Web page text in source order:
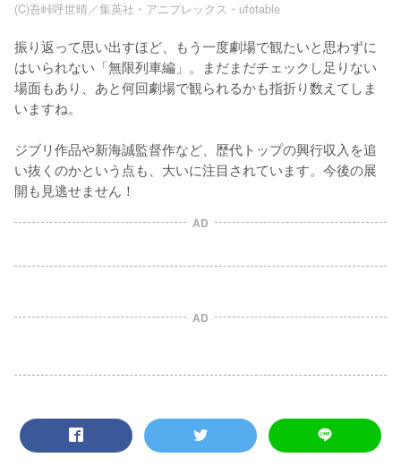
(C)吾峠呼世晴／集英社・アニプレックス・ufotable
振り返って思い出すほど、もう一度劇場で観たいと思わずに
はいられない「無限列車編」。まだまだチェックし足りない
場面もあり、あと何回劇場で観られるかも指折り数えてしま
いますね。
ジブリ作品や新海誠監督作など、歴代トップの興行収入を追
い抜くのかという点も、大いに注目されています。今後の展
開も見逃せません！
AD
AD